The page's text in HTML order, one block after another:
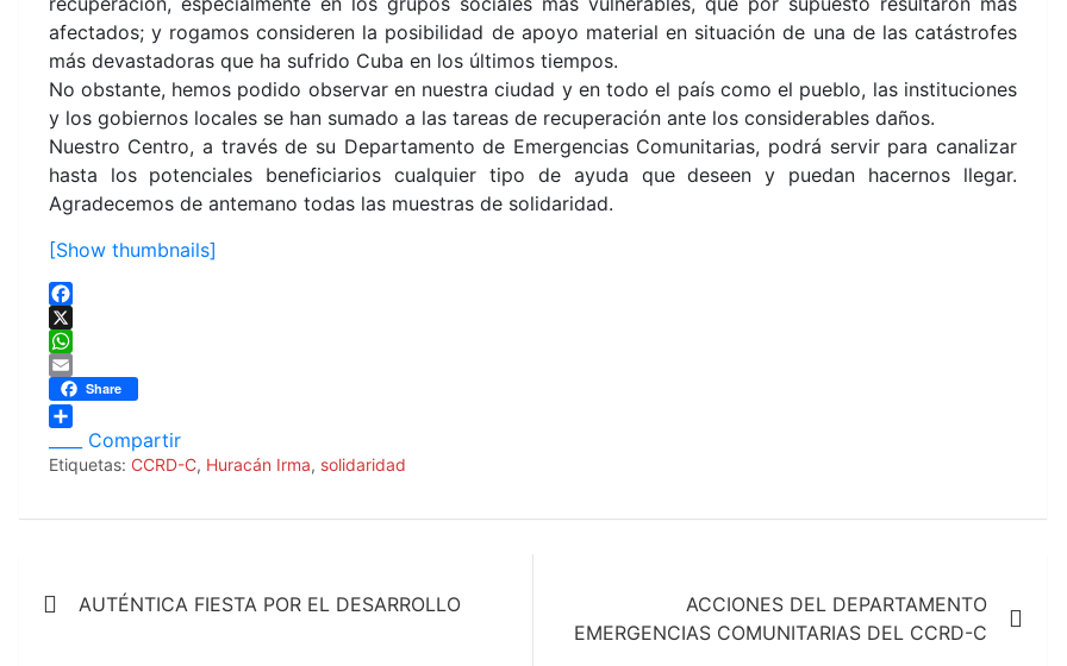
afectados; y rogamosconsideren la posibilidad de apoyo material en situación de una de las catástrofes
más devastadoras que ha sufrido Cuba en los últimos tiempos.
No obstante, hemos podido observar en nuestra ciudad y en todo el país como el pueblo, las instituciones
y los gobiernos locales se han sumado a las tareas de recuperación ante los considerables daños.
Nuestro Centro, a través de su Departamento de Emergencias Comunitarias, podrá servir para canalizar
hasta los potenciales beneficiarios cualquier tipo de ayuda que deseen y puedan hacernos llegar.
Agradecemos de antemano todas las muestras de solidaridad.
[Show thumbnails]
F
a
c
b
o
X
W
a
s
m
i
Share
____ Compartir
Etiquetas: CCRD-C, Huracán Irma, solidaridad
de
AUTÉNTICA FIESTA POR EL DESARROLLO
ACCIONES DEL DEPARTAMENTO
EMERGENCIAS COMUNITARIAS DEL CCRD-C